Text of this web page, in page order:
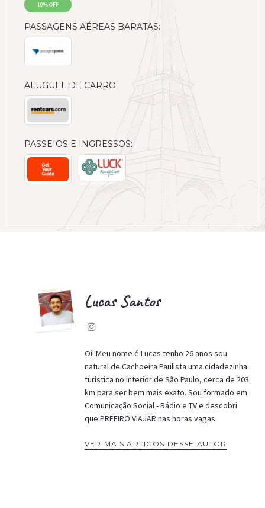
10% OFF
PASSAGENS AÉREAS BARATAS:
ALUGUEL DE CARRO:
PASSEIOS E INGRESSOS:
Lucas Santos
Oi! Meu nome é Lucas tenho 26 anos sou
natural de Cachoeira Paulista uma cidadezinha
turística no interior de São Paulo, cerca de 203
km para ser bem mais exato. Sou formado em
Comunicação Social - Rádio e TV e descobri
que PREFIRO VIAJAR nas horas vagas.
VER MAIS ARTIGOS DESSE AUTOR